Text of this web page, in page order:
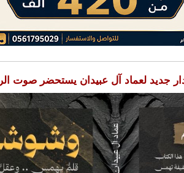
جديد لعماد آل عبيدان يستحضر صوت